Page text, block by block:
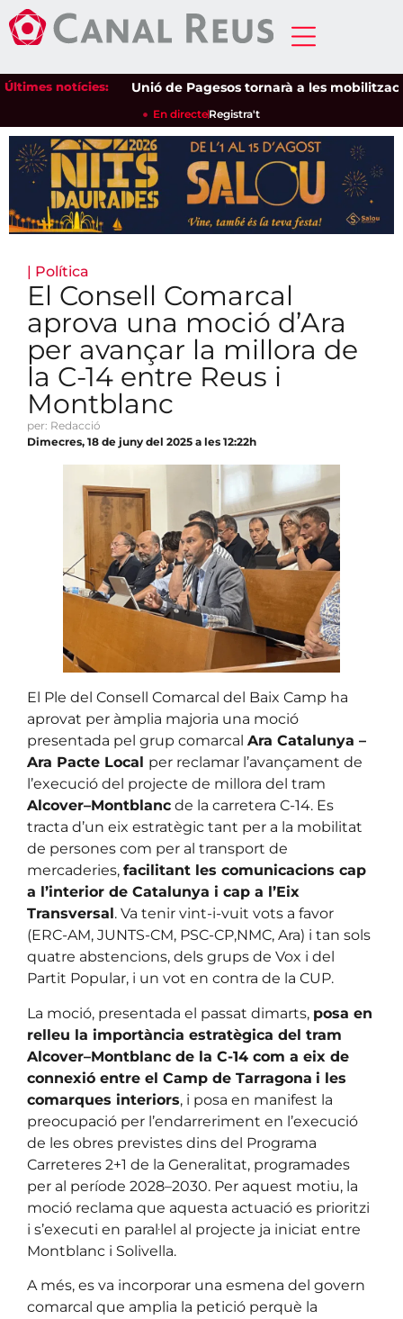
Últimes notícies:Unió de Pagesos tornarà a les
En directeRegistra't
| Política
El Consell Comarcal
aprova una moció d’Ara
per avançar la millora de
la C-14 entre Reus i
Montblanc
per: Redacció
Dimecres, 18 de juny del 2025 a les 12:22h
El Ple del Consell Comarcal del Baix Camp ha
aprovat per àmplia majoria una moció
presentada pel grup comarcal Ara Catalunya –
Ara Pacte Local per reclamar l’avançament de
l’execució del projecte de millora del tram
Alcover–Montblanc de la carretera C-14. Es
tracta d’un eix estratègic tant per a la mobilitat
de persones com per al transport de
mercaderies, facilitant les comunicacions cap
a l’interior de Catalunya i cap a l’Eix
Transversal. Va tenir vint-i-vuit vots a favor
(ERC-AM, JUNTS-CM, PSC-CP,NMC, Ara) i tan sols
quatre abstencions, dels grups de Vox i del
Partit Popular, i un vot en contra de la CUP.
La moció, presentada el passat dimarts, posa en
relleu la importància estratègica del tram
Alcover–Montblanc de la C-14 com a eix de
connexió entre el Camp de Tarragona i les
comarques interiors, i posa en manifest la
preocupació per l’endarreriment en l’execució
de les obres previstes dins del Programa
Carreteres 2+1 de la Generalitat, programades
per al període 2028–2030. Per aquest motiu, la
moció reclama que aquesta actuació es prioritzi
i s’executi en paral·lel al projecte ja iniciat entre
Montblanc i Solivella.
A més, es va incorporar una esmena del govern
comarcal que amplia la petició perquè la